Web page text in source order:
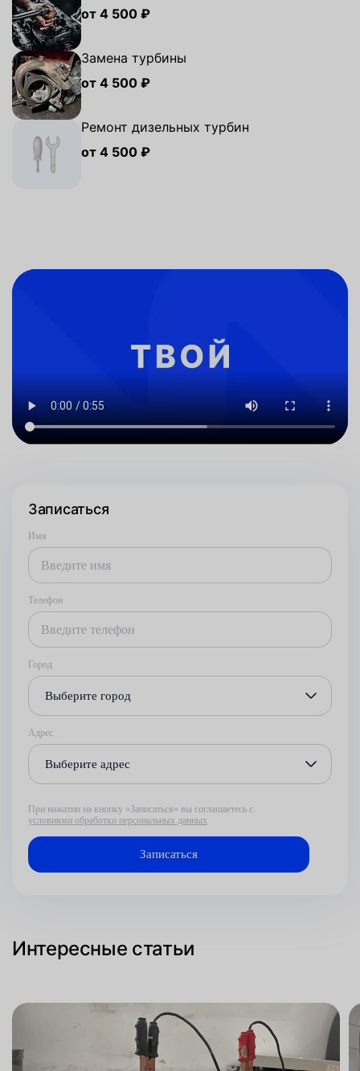
от 4 500 ₽
Замена турбины
от 4 500 ₽
Ремонт дизельных турбин
от 4 500 ₽
Записаться
Имя
Телефон
Город
Выберите город
Адрес
Выберите адрес
При нажатии на кнопку «Записаться» вы соглашаетесь с
условиями обработки персональных данных
Интересные статьи